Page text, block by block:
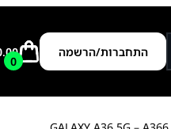
התחברות/הרשמה
0